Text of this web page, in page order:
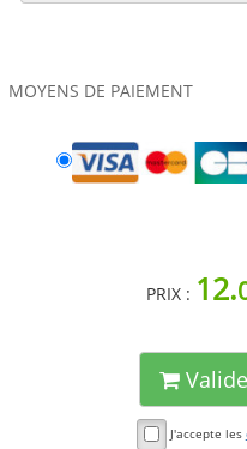
MOYENS DE PAIEMENT
PRIX : 12.
J'accepte les